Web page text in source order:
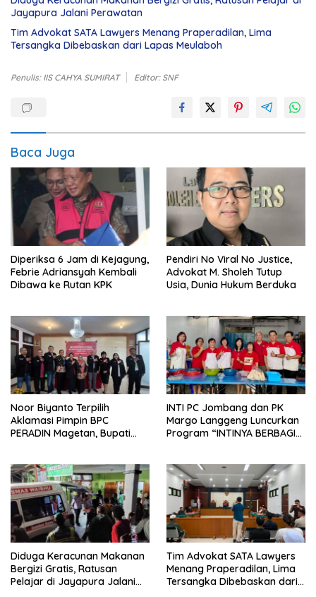
Jayapura Jalani Perawatan
Tim Advokat SATA Lawyers Menang Praperadilan, Lima
Tersangka Dibebaskan dari Lapas Meulaboh
Penulis: IIS CAHYA SUMIRAT Editor: SNF
Baca Juga
Diperiksa 6 Jam di Kejagung,
Febrie Adriansyah Kembali
Dibawa ke Rutan KPK
Pendiri No Viral No Justice,
Advokat M. Sholeh Tutup
Usia, Dunia Hukum Berduka
Noor Biyanto Terpilih
Aklamasi Pimpin BPC
PERADIN Magetan, Bupati
INTI PC Jombang dan PK
Margo Langgeng Luncurkan
Program “INTINYA BERBAGI”,
Diduga Keracunan Makanan
Bergizi Gratis, Ratusan
Pelajar di Jayapura Jalani
Tim Advokat SATA Lawyers
Menang Praperadilan, Lima
Tersangka Dibebaskan dari